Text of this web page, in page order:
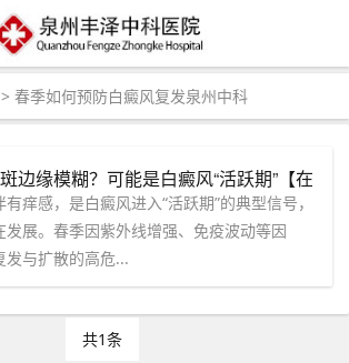
> 春季如何预防白癜风复发泉州中科
边缘模糊？可能是白癜风“活跃期”【在
州中科医院春季防复发个性化方案。
痒感，是白癜风进入“活跃期”的典型信号，
发展。春季因紫外线增强、免疫波动等因
发与扩散的高危...
共1条